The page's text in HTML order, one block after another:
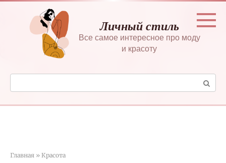
Перейти
контенту
Личный стиль
Все самое интересное про моду
и красоту
Поиск:
Главная » Красота